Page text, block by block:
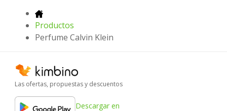
Productos
Perfume Calvin Klein
Las ofertas, propuestas y descuentos
Descargar en